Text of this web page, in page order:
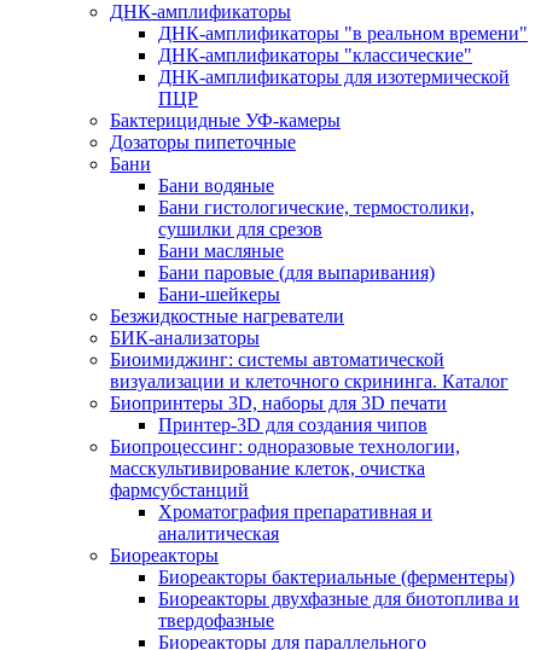
ДНК-амплификаторы
ДНК-амплификаторы "в реальном времени"
ДНК-амплификаторы "классические"
ДНК-амплификаторы для изотермической
ПЦР
Бактерицидные УФ-камеры
Дозаторы пипеточные
Бани
Бани водяные
Бани гистологические, термостолики,
сушилки для срезов
Бани масляные
Бани паровые (для выпаривания)
Бани-шейкеры
Безжидкостные нагреватели
БИК-анализаторы
Биоимиджинг: системы автоматической
визуализации и клеточного скрининга. Каталог
Биопринтеры 3D, наборы для 3D печати
Принтер-3D для создания чипов
Биопроцессинг: одноразовые технологии,
масскультивирование клеток, очистка
фармсубстанций
Хроматография препаративная и
аналитическая
Биореакторы
Биореакторы бактериальные (ферментеры)
Биореакторы двухфазные для биотоплива и
твердофазные
Биореакторы для параллельного